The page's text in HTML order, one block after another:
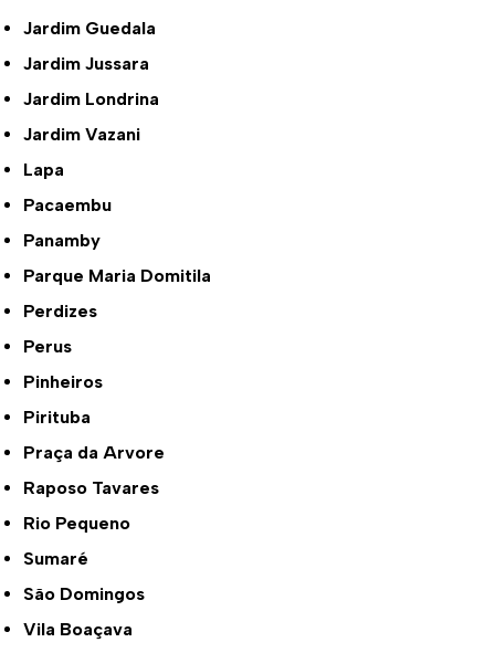
Jardim Guedala
Jardim Jussara
Jardim Londrina
Jardim Vazani
Lapa
Pacaembu
Panamby
Parque Maria Domitila
Perdizes
Perus
Pinheiros
Pirituba
Praça da Arvore
Raposo Tavares
Rio Pequeno
Sumaré
São Domingos
Vila Boaçava